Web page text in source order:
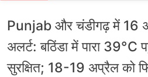
Punjab और चंडीगढ़ में 16
अलर्ट: बठिंडा में पारा 39°C
सुरक्षित; 18-19 अप्रैल को